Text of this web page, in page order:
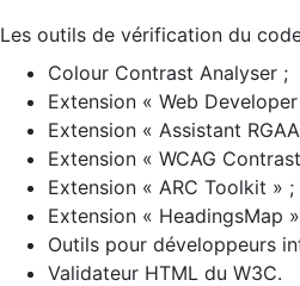
Les outils de vérification du
Colour Contrast Analyser ;
Extension « Web
Extension « Assistant
Extension « WCAG
Extension « ARC Toolkit » ;
Extension « HeadingsMap
Outils pour développeurs
Validateur HTML du W3C.